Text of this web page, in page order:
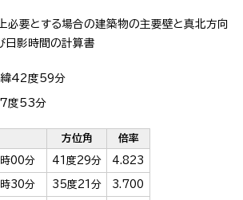
必要とする場合の建築物の主要壁と真北方向
日影時間の計算書
緯42度59分
7度53分
方位角 倍率
00分 41度29分 4.823
30分 35度21分 3.700